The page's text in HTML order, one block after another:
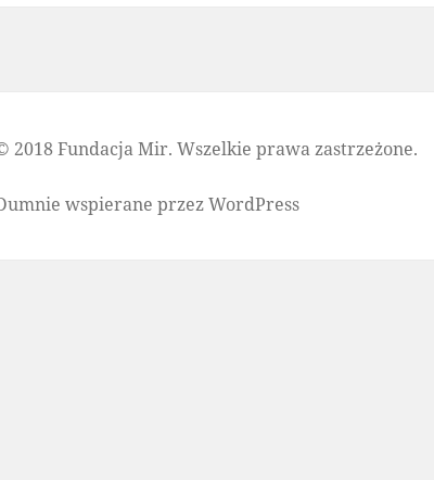
2018 Fundacja Mir. Wszelkie prawa zastrzeżone.
wspierane przez WordPress